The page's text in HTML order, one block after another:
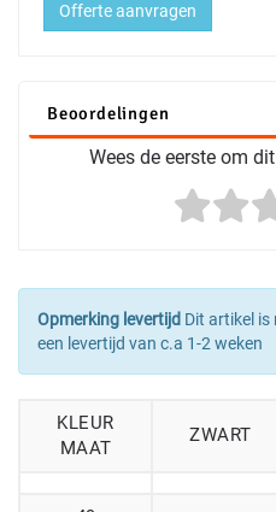
Offerte aanvragen
Beoordelingen
Wees de eerste om
Opmerking levertijd Dit artikel is
een levertijd van c.a 1-2 weken
KLEUR
MAAT
ZWART